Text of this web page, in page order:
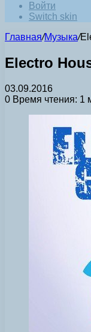
Войти
Switch skin
Главная/Музыка/
Electro
03.09.2016
0 Время чтения: 1